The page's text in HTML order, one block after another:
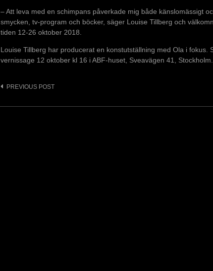
– Att leva med en schimpans påverkade mig både känslomässigt
smycken, tv-program och böcker, säger Louise Tillberg och
tiden 12-26 oktober 2018.
Louise Tillberg har producerat en konstutställning med Ola i
vernissage 12 oktober kl 16 i ABF-huset, Sveavägen 41, Stockholm.
Post
PREVIOUS POST